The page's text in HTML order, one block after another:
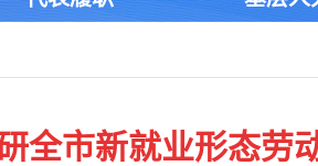
全市新就业形态劳